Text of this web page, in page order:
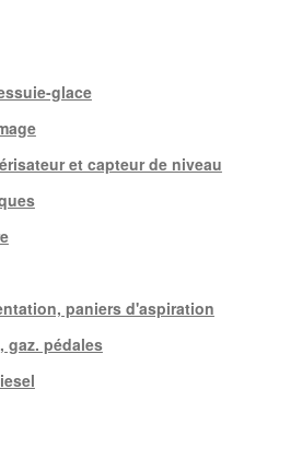
glace
et capteur de niveau
paniers d'aspiration
gaz. pédales